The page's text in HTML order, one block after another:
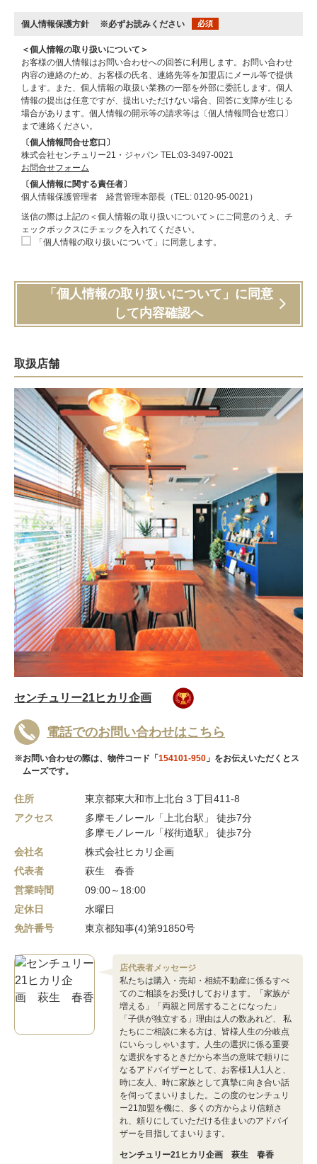
個人情報保護方針 ※必ずお読みください 必須
＜個人情報の取り扱いについて＞
お客様の個人情報はお問い合わせへの回答に利用します。お問い合わせ
内容の連絡のため、お客様の氏名、連絡先等を加盟店にメール等で提供
します。また、個人情報の取扱い業務の一部を外部に委託します。個人
情報の提出は任意ですが、提出いただけない場合、回答に支障が生じる
場合があります。個人情報の開示等の請求等は〔個人情報問合せ窓口〕
まで連絡ください。
〔個人情報問合せ窓口〕
株式会社センチュリー21・ジャパン TEL:03-3497-0021
お問合せフォーム
〔個人情報に関する責任者〕
個人情報保護管理者 経営管理本部長（TEL: 0120-95-0021）
送信の際は上記の＜個人情報の取り扱いについて＞にご同意のうえ、チ
ェックボックスにチェックを入れてください。
「個人情報の取り扱いについて」に同意します。
「個人情報の取り扱いについて」に同意
して内容確認へ
取扱店舗
センチュリー21ヒカリ企画
電話でのお問い合わせはこちら
※お問い合わせの際は、物件コード「 154101-950 」をお伝えいただくとス
ムーズです。
住所
東京都東大和市上北台３丁目411-8
アクセス
多摩モノレール「上北台駅」 徒歩7分
多摩モノレール「桜街道駅」 徒歩7分
会社名
株式会社ヒカリ企画
代表者
萩生 春香
営業時間
09:00～18:00
定休日
水曜日
免許番号
東京都知事(4)第91850号
店代表者メッセージ
私たちは購入・売却・相続不動産に係るすべ
てのご相談をお受けしております。「家族が
増える」「両親と同居することになった」
「子供が独立する」理由は人の数あれど、 私
たちにご相談に来る方は、皆様人生の分岐点
にいらっしゃいます。人生の選択に係る重要
な選択をするときだから本当の意味で頼りに
なるアドバイザーとして、お客様1人1人と、
時に友人、時に家族として真摯に向き合い話
を伺ってまいりました。この度のセンチュリ
ー21加盟を機に、多くの方からより信頼さ
れ、頼りにしていただける住まいのアドバイ
ザーを目指してまいります。
センチュリー21ヒカリ企画 萩生 春香